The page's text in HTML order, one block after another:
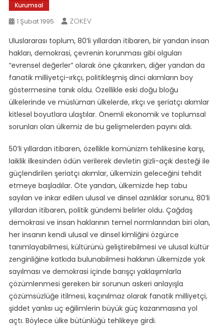
Kurumsal
1 Şubat 1995
ZOKEV
Uluslararası toplum, 80’li yıllardan itibaren, bir yandan insan
hakları, demokrasi, çevrenin korunması gibi olguları
“evrensel değerler” olarak öne çıkarırken, diğer yandan da
fanatik milliyetçi-ırkçı, politikleşmiş dinci akımların boy
göstermesine tanık oldu. Özellikle eski doğu bloğu
ülkelerinde ve müslüman ülkelerde, ırkçı ve şeriatçı akımlar
kitlesel boyutlara ulaştılar. Önemli ekonomik ve toplumsal
sorunları olan ülkemiz de bu gelişmelerden payını aldı.
50’li yıllardan itibaren, özellikle komünizm tehlikesine karşı,
laiklik ilkesinden ödün verilerek devletin gizli-açık desteği ile
güçlendirilen şeriatçı akımlar, ülkemizin geleceğini tehdit
etmeye başladılar. Öte yandan, ülkemizde hep tabu
sayılan ve inkar edilen ulusal ve dinsel azınlıklar sorunu, 80’li
yıllardan itibaren, politik gündemi belirler oldu. Çağdaş
demokrasi ve insan haklarının temel normlarından biri olan,
her insanın kendi ulusal ve dinsel kimliğini özgürce
tanımlayabilmesi, kültürünü geliştirebilmesi ve ulusal kültür
zenginliğine katkıda bulunabilmesi hakkının ülkemizde yok
sayılması ve demokrasi içinde barışçı yaklaşımlarla
çözümlenmesi gereken bir sorunun askeri anlayışla
çözümsüzlüğe itilmesi, kaçınılmaz olarak fanatik milliyetçi,
şiddet yanlısı uç eğilimlerin büyük güç kazanmasına yol
açtı. Böylece ülke bütünlüğü tehlikeye girdi.